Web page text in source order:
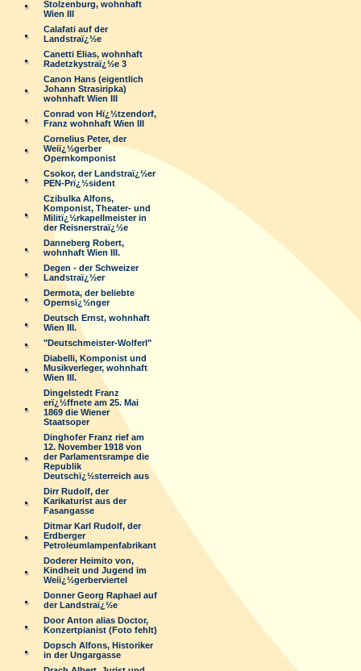
Stolzenburg, wohnhaft
Wien III
Calafati auf der
Landstraï¿½e
Canetti Elias, wohnhaft
Radetzkystraï¿½e 3
Canon Hans (eigentlich
Johann Strasiripka)
wohnhaft Wien III
Conrad von Hï¿½tzendorf,
Franz wohnhaft Wien III
Cornelius Peter, der
Weiï¿½gerber
Opernkomponist
Csokor, der Landstraï¿½er
PEN-Prï¿½sident
Czibulka Alfons,
Komponist, Theater- und
Militï¿½rkapellmeister in
der Reisnerstraï¿½e
Danneberg Robert,
wohnhaft Wien III.
Degen - der Schweizer
Landstraï¿½er
Dermota, der beliebte
Opernsï¿½nger
Deutsch Ernst, wohnhaft
Wien III.
"Deutschmeister-Wolferl"
Diabelli, Komponist und
Musikverleger, wohnhaft
Wien III.
Dingelstedt Franz
erï¿½ffnete am 25. Mai
1869 die Wiener
Staatsoper
Dinghofer Franz rief am
12. November 1918 von
der Parlamentsrampe die
Republik
Deutschï¿½sterreich aus
Dirr Rudolf, der
Karikaturist aus der
Fasangasse
Ditmar Karl Rudolf, der
Erdberger
Petroleumlampenfabrikant
Doderer Heimito von,
Kindheit und Jugend im
Weiï¿½gerberviertel
Donner Georg Raphael auf
der Landstraï¿½e
Door Anton alias Doctor,
Konzertpianist (Foto fehlt)
Dopsch Alfons, Historiker
in der Ungargasse